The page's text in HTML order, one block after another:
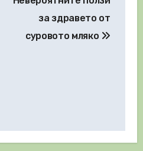
за здравето от
суровото мляко